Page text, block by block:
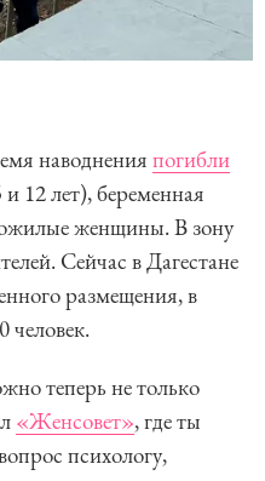
наводненияпогибли
и 12 лет), беременная
женщины. В зону
Сейчас в Дагестане
размещения, в
человек.
теперь не только
«Женсовет», где ты
психологу,